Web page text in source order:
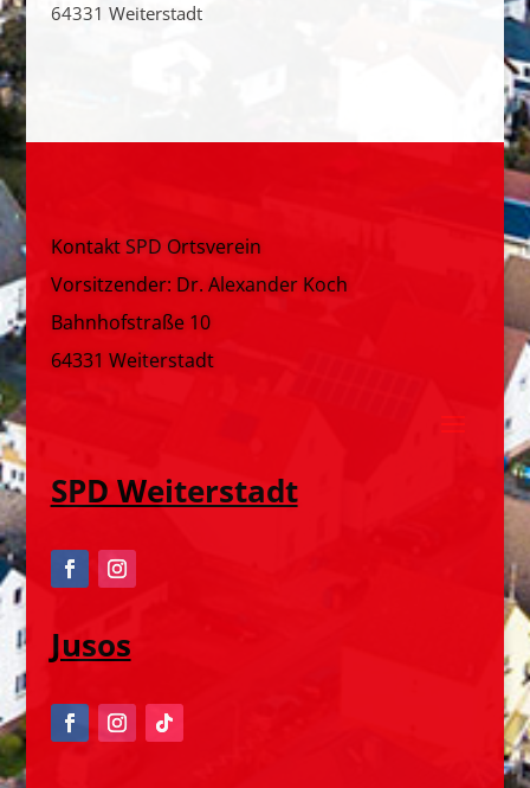
64331 Weiterstadt
Kontakt SPD Ortsverein
Vorsitzender: Dr. Alexander Koch
Bahnhofstraße 10
64331 Weiterstadt
SPD Weiterstadt
Jusos